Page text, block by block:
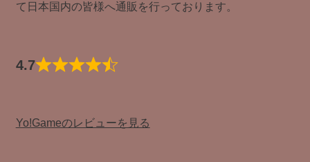
て日本国内の皆様へ通販を行っております。
4.7
Yo!Gameのレビューを見る